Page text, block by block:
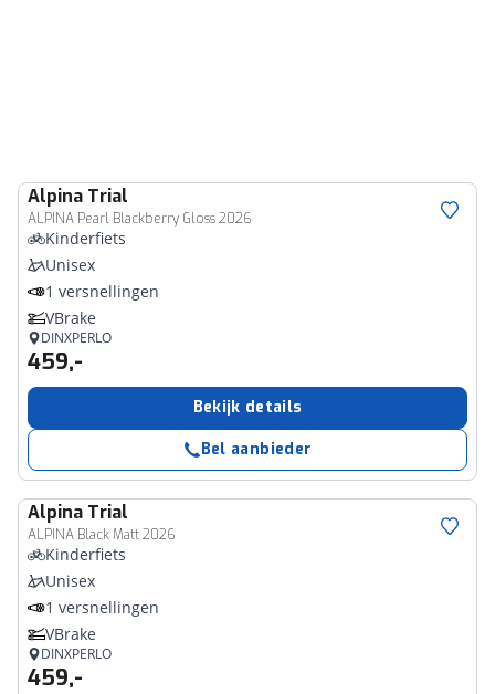
Alpina Trial
ALPINA Pearl Blackberry Gloss 2026
Kinderfiets
Unisex
1 versnellingen
VBrake
DINXPERLO
459,-
Bekijk details
Bel aanbieder
Alpina Trial
ALPINA Black Matt 2026
Kinderfiets
Unisex
1 versnellingen
VBrake
DINXPERLO
459,-